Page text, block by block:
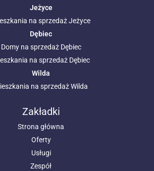
Jeżyce
na sprzedaż Jeżyce
Dębiec
Domy na sprzedaż Dębiec
na sprzedaż Dębiec
Wilda
na sprzedaż Wilda
Zakładki
Strona główna
Oferty
Usługi
Zespół